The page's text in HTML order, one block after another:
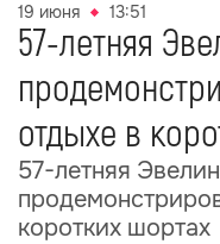
19 июня 13:51
57-летняя
отдыхе в
57-летняя
коротких шортах